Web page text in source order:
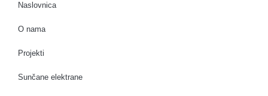
Naslovnica
O nama
Projekti
Sunčane elektrane